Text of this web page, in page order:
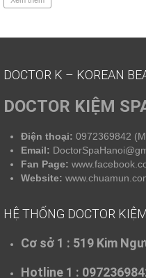
DOCTOR K – KOREAN
DOCTOR KIỆM
Điện thoại: 0972369842
Email:
Fan Page:
Website:
HỆ THỐNG DOCTOR
Cơ sở 1 : 519 Kim
Hotline 1 :